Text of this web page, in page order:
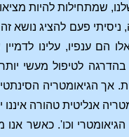
שמתחילות להיות
ניסיתי פעם להציג
ענפיו, עלינו לדמיין
לטיפול מעשי
אך הגיאומטריה
אנליטית טהורה
וכו'. כאשר אנו